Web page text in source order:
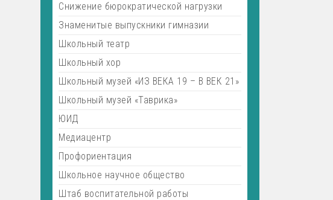
Снижение бюрократической нагрузки
Знаменитые выпускники гимназии
Школьный театр
Школьный хор
Школьный музей «ИЗ ВЕКА 19 – В ВЕК 21»
Школьный музей «Таврика»
ЮИД
Медиацентр
Профориентация
Школьное научное общество
Штаб воспитательной работы